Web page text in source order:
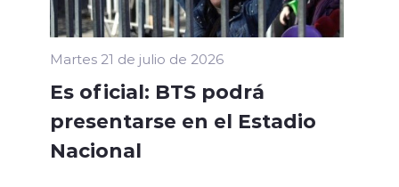
Martes 21 de julio de 2026
Es oficial: BTS podrá
presentarse en el Estadio
Nacional